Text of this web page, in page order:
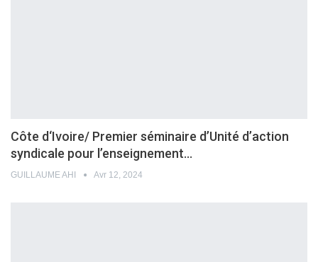
Côte d‘Ivoire/ Premier séminaire d’Unité d’action
syndicale pour l’enseignement…
GUILLAUME AHI Avr 12, 2024